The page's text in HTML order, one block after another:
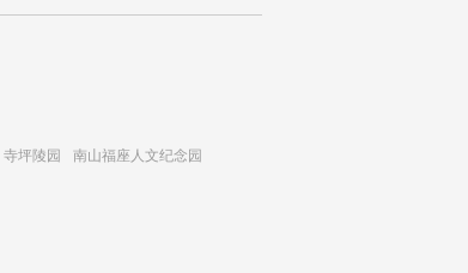
寺坪陵园 南山福座人文纪念园